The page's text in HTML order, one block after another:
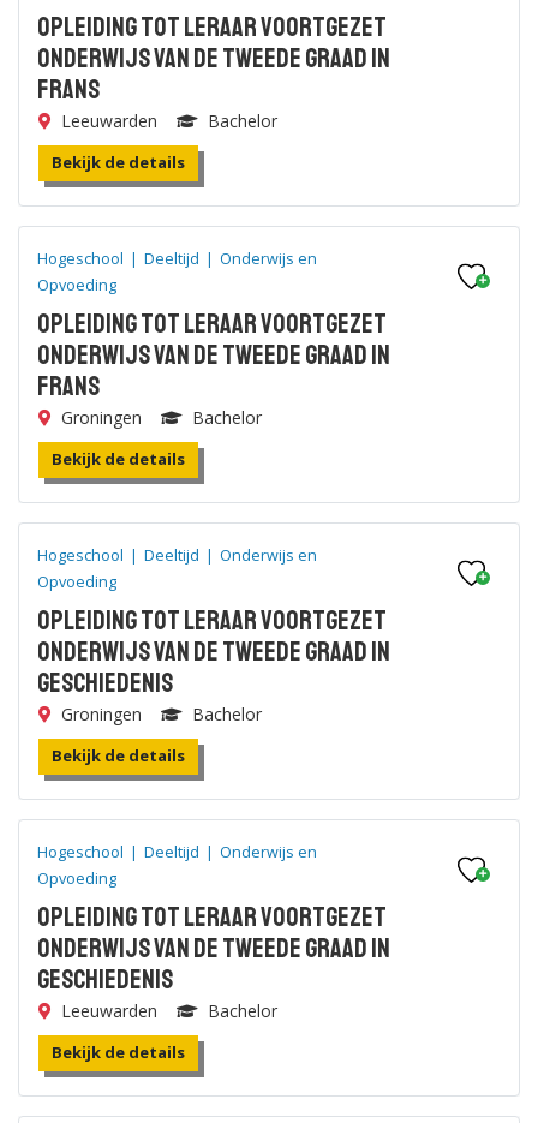
Opleiding tot leraar voortgezet
onderwijs van de tweede graad in
Frans
Leeuwarden Bachelor
Bekijk de details
Hogeschool | Deeltijd | Onderwijs en
Opvoeding
Opleiding tot leraar voortgezet
onderwijs van de tweede graad in
Frans
Groningen Bachelor
Bekijk de details
Hogeschool | Deeltijd | Onderwijs en
Opvoeding
Opleiding tot leraar voortgezet
onderwijs van de tweede graad in
Geschiedenis
Groningen Bachelor
Bekijk de details
Hogeschool | Deeltijd | Onderwijs en
Opvoeding
Opleiding tot leraar voortgezet
onderwijs van de tweede graad in
Geschiedenis
Leeuwarden Bachelor
Bekijk de details